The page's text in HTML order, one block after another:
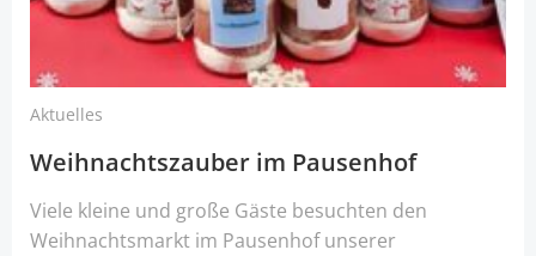
Aktuelles
Weihnachtszauber im Pausenhof
Viele kleine und große Gäste besuchten den
Weihnachtsmarkt im Pausenhof unserer